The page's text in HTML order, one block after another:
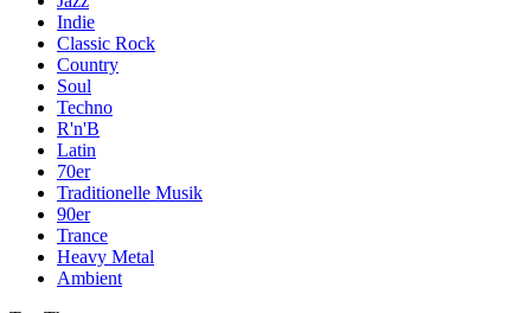
Indie
Classic Rock
Country
Soul
Techno
R'n'B
Latin
70er
Traditionelle Musik
90er
Trance
Heavy Metal
Ambient